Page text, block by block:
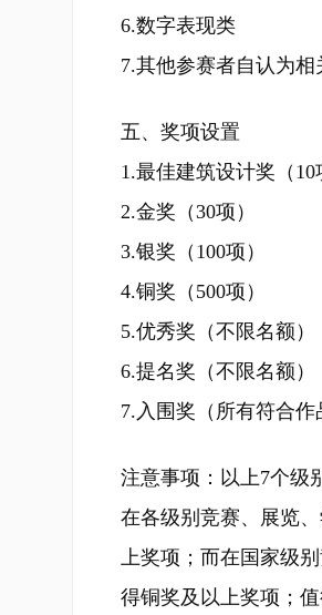
6.数字表现类
7.其他参赛者自认为相
五、奖项设置
1.最佳建筑设计奖（10
2.金奖（30项）
3.银奖（100项）
4.铜奖（500项）
5.优秀奖（不限名额）
6.提名奖（不限名额）
7.入围奖（所有符合作
注意事项：以上7个级
在各级别竞赛、展览
上奖项；而在国家级
得铜奖及以上奖项；